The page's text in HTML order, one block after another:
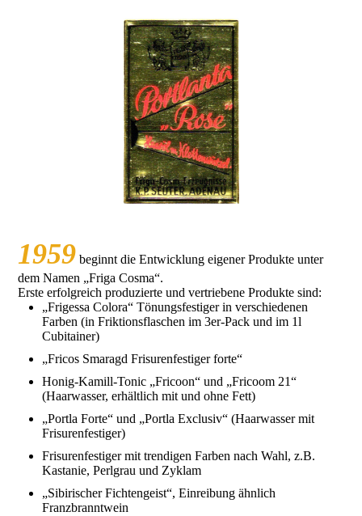
1959 beginnt die Entwicklung eigener Produkte unter
dem Namen „Friga Cosma“.
Erste erfolgreich produzierte und vertriebene Produkte sind:
„Frigessa Colora“ Tönungsfestiger in verschiedenen
Farben (in Friktionsflaschen im 3er-Pack und im 1l
Cubitainer)
„Fricos Smaragd Frisurenfestiger forte“
Honig-Kamill-Tonic „Fricoon“ und „Fricoom 21“
(Haarwasser, erhältlich mit und ohne Fett)
„Portla Forte“ und „Portla Exclusiv“ (Haarwasser mit
Frisurenfestiger)
Frisurenfestiger mit trendigen Farben nach Wahl, z.B.
Kastanie, Perlgrau und Zyklam
„Sibirischer Fichtengeist“, Einreibung ähnlich
Franzbranntwein